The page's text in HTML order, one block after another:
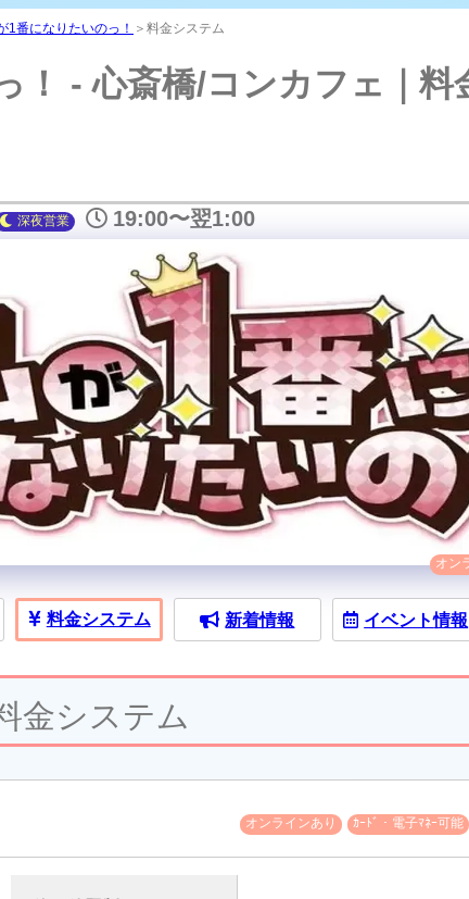
1番になりたいのっ！ ＞料金システム
！ - 心斎橋/コンカフェ｜料
深夜営業 19:00〜翌1:00
オン
料金システム 新着情報 イベント情報
金システム
オンラインあり ｶｰﾄﾞ・電子ﾏﾈｰ可能